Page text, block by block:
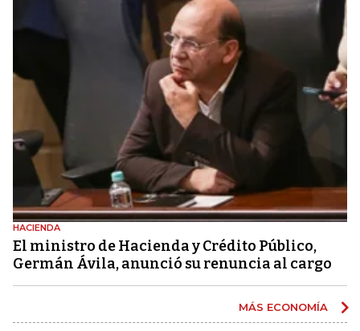
HACIENDA
El ministro de Hacienda y Crédito Público,
Germán Ávila, anunció su renuncia al cargo
MÁS ECONOMÍA